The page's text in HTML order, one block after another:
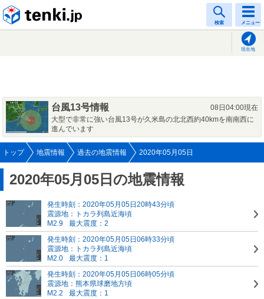
検索 メニュー
現在地
台風13号情報
08日04:00現在
大型で非常に強い台風13号が久米島の北北西約40kmを南南西に
進んでいます
トップ 地震情報 過去の地震情報 2020年05月05日
2020年05月05日の地震情報
発生時刻：2020年05月05日20時43分頃
震源地：トカラ列島近海頃
M2.9
最大震度：2
発生時刻：2020年05月05日06時33分頃
震源地：トカラ列島近海頃
M2.0
最大震度：1
発生時刻：2020年05月05日06時05分頃
震源地：熊本県球磨地方頃
M2.2
最大震度：1